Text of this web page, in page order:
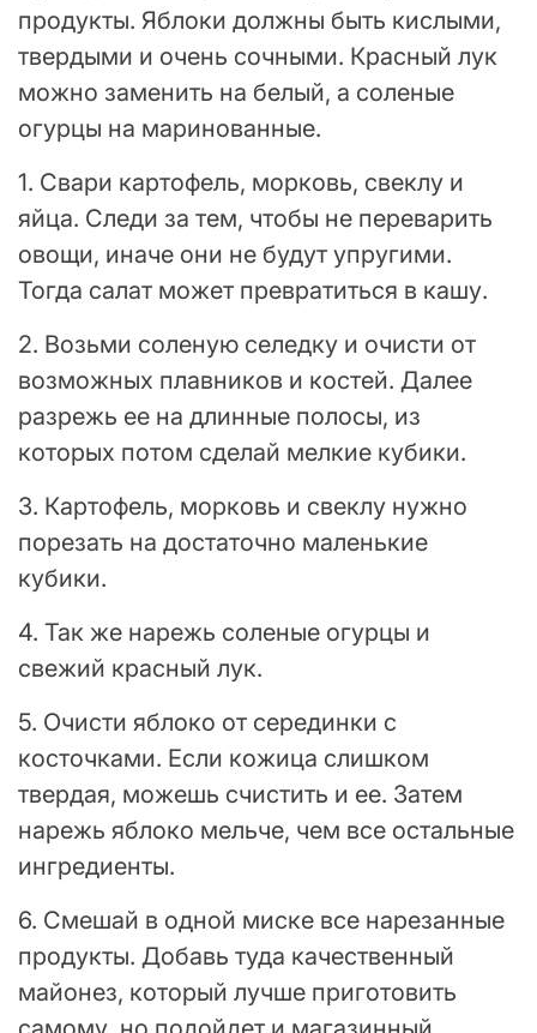
продукты. Яблоки должны быть кислыми,
твердыми и очень сочными. Красный лук
можно заменить на белый, а соленые
огурцы на маринованные.
1. Свари картофель, морковь, свеклу и
яйца. Следи за тем, чтобы не переварить
овощи, иначе они не будут упругими.
Тогда салат может превратиться в кашу.
2. Возьми соленую селедку и очисти от
возможных плавников и костей. Далее
разрежь ее на длинные полосы, из
которых потом сделай мелкие кубики.
3. Картофель, морковь и свеклу нужно
порезать на достаточно маленькие
кубики.
4. Так же нарежь соленые огурцы и
свежий красный лук.
5. Очисти яблоко от серединки с
косточками. Если кожица слишком
твердая, можешь счистить и ее. Затем
нарежь яблоко мельче, чем все остальные
ингредиенты.
6. Смешай в одной миске все нарезанные
продукты. Добавь туда качественный
майонез, который лучше приготовить